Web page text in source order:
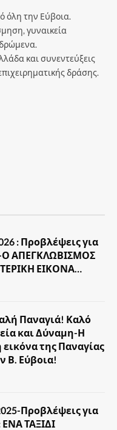
όλη την Εύβοια.
γυναικεία
και συνεντεύξεις
δράσης.
: Προβλέψεις για
Ο ΑΠΕΓΚΛΩΒΙΣΜΟΣ
ΕΙΚΟΝΑ…
Παναγιά! Καλό
και Δύναμη-Η
της Παναγίας
Β. Εύβοια!
Προβλέψεις για
ΤΑΞΙΔΙ